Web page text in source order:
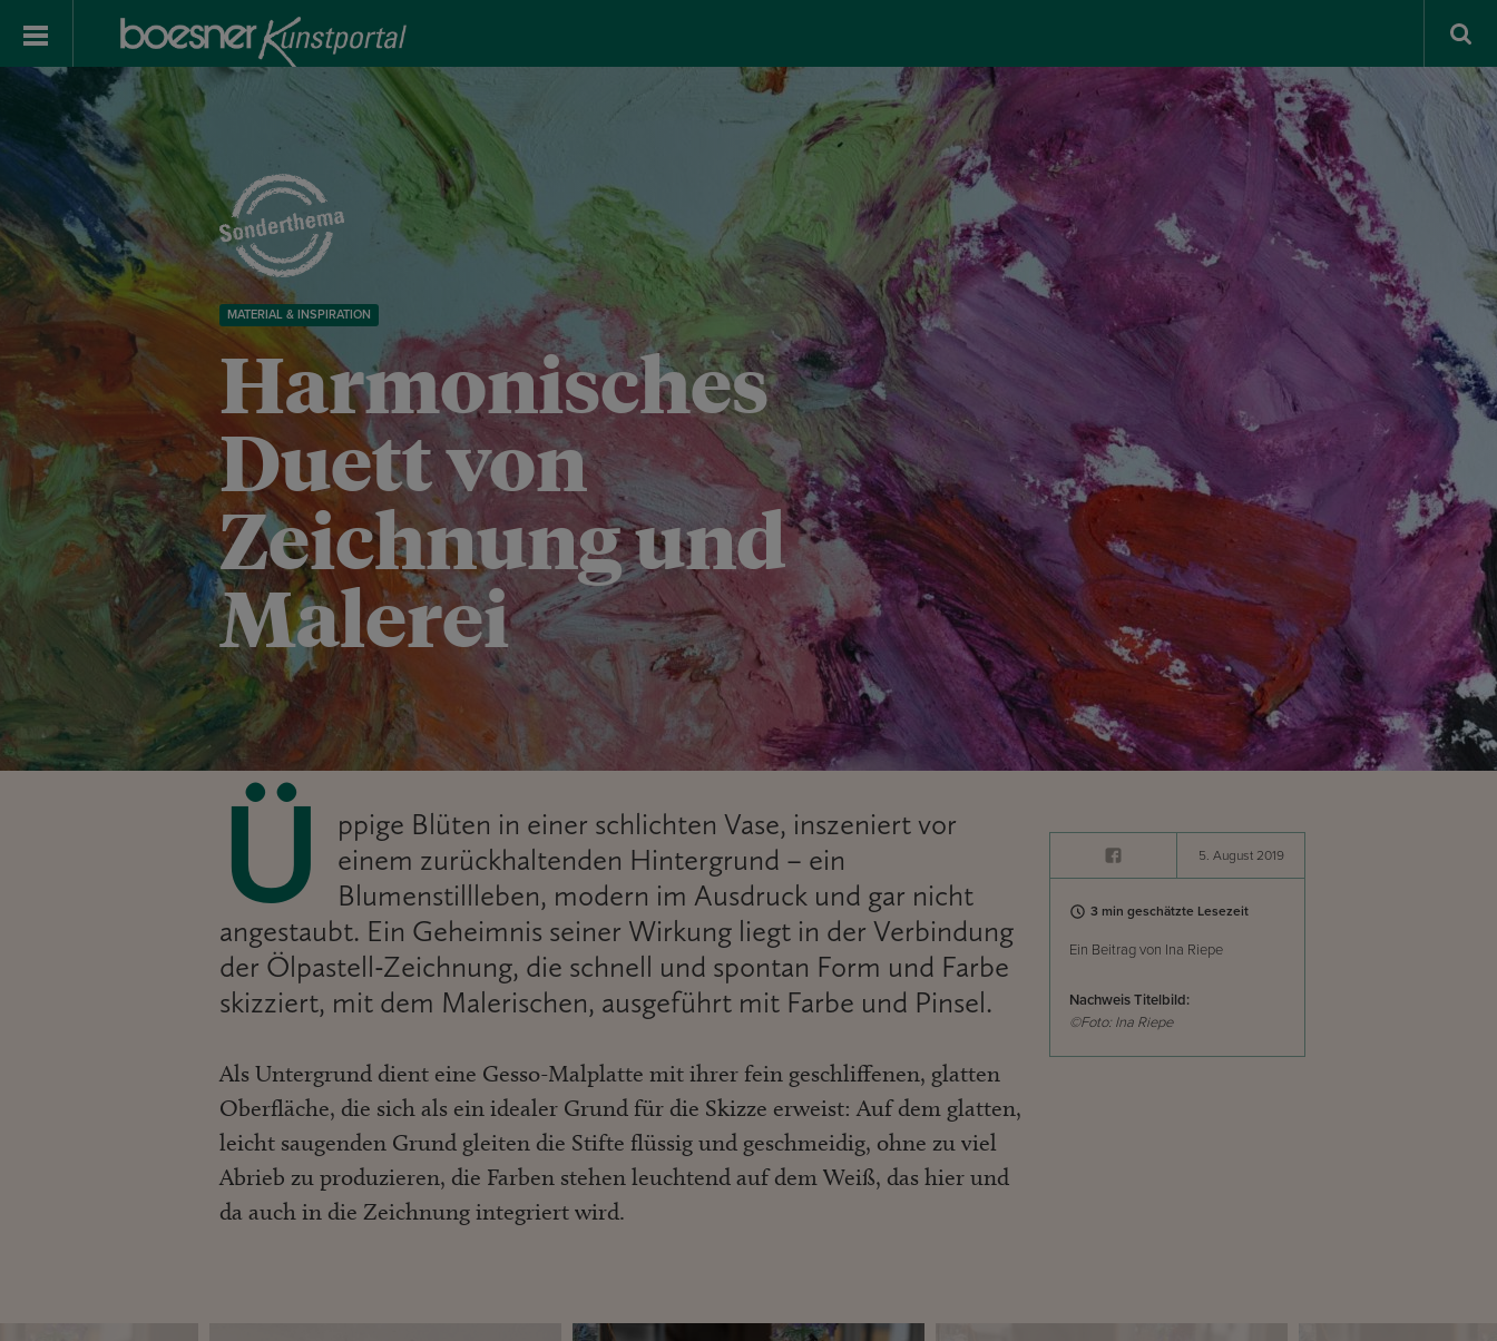
MATERIAL & INSPIRATION
Harmonisches
Duett von
Zeichnung und
Malerei
5. August 2019
3 min geschätzte Lesezeit
Ein Beitrag von Ina Riepe
Nachweis Titelbild:
©Foto: Ina Riepe
Ü
ppige Blüten in einer schlichten Vase, inszeniert vor
einem zurückhaltenden Hintergrund – ein
Blumenstillleben, modern im Ausdruck und gar nicht
angestaubt. Ein Geheimnis seiner Wirkung liegt in der Verbindung
der Ölpastell-Zeichnung, die schnell und spontan Form und Farbe
skizziert, mit dem Malerischen, ausgeführt mit Farbe und Pinsel.
Als Untergrund dient eine Gesso-Malplatte mit ihrer fein geschliffenen, glatten
Oberfläche, die sich als ein idealer Grund für die Skizze erweist: Auf dem glatten,
leicht saugenden Grund gleiten die Stifte flüssig und geschmeidig, ohne zu viel
Abrieb zu produzieren, die Farben stehen leuchtend auf dem Weiß, das hier und
da auch in die Zeichnung integriert wird.